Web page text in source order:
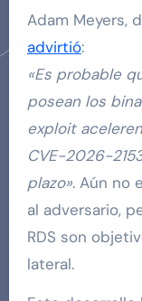
Adam Meyers,
advirtió:
«Es probable
posean los
exploit
CVE-2026-
plazo». Aún no
al adversario,
RDS son
lateral.